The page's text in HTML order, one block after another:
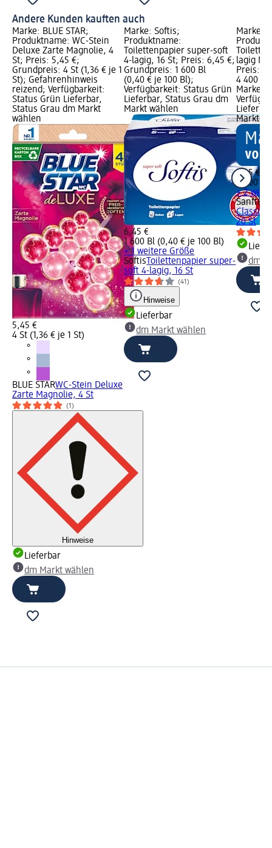
Andere Kunden kauften auch
Marke: BLUE STAR;
Produktname: WC-Stein
Deluxe Zarte Magnolie, 4
St; Preis: 5,45 €;
Grundpreis: 4 St (1,36 € je 1
St); Gefahrenhinweis
reizend; Verfügbarkeit:
Status Grün Lieferbar,
Status Grau dm Markt
wählen
5,45 €
4 St (1,36 € je 1 St)
BLUE STARWC-Stein Deluxe
Zarte Magnolie, 4 St
(1)
Hinweise
Lieferbar
dm Markt wählen
Marke: Softis;
Produktname:
Toilettenpapier super-soft
4-lagig, 16 St; Preis: 6,45 €;
Grundpreis: 1 600 Bl
(0,40 € je 100 Bl);
Verfügbarkeit: Status Grün
Lieferbar, Status Grau dm
Markt wählen
6,45 €
1 600 Bl (0,40 € je 100 Bl)
+ 1 weitere Größe
Softis Toilettenpapier super-
soft 4-lagig, 16 St
(41)
Hinweise
Lieferbar
dm Markt wählen
Marke:
lagig
Preis:
4 400 Bl
Marke
Markt
7,25 €
4 400 Bl
+ 2
Classic
20 St
dm